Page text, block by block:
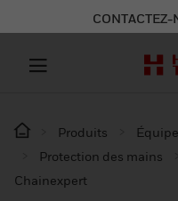
CONTACTEZ-
Produits
Protection des mains
Chainexpert